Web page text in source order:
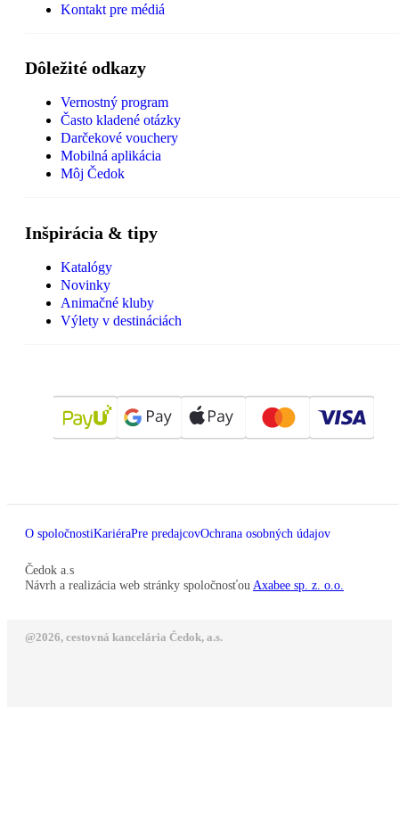
Kontakt pre médiá
Dôležité odkazy
Vernostný program
Často kladené otázky
Darčekové vouchery
Mobilná aplikácia
Môj Čedok
Inšpirácia & tipy
Katalógy
Novinky
Animačné kluby
Výlety v destináciách
O spoločnostiKariéraPre predajcovOchrana osobných údajov
Čedok a.s
Návrh a realizácia web stránky spoločnosťou Axabee sp. z. o.o.
@2026, cestovná kancelária Čedok, a.s.